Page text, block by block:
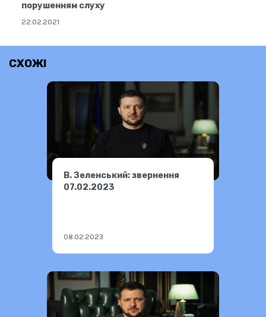
порушенням слуху
22.02.2021
СХОЖІ
В. Зеленський: звернення
07.02.2023
08.02.2023